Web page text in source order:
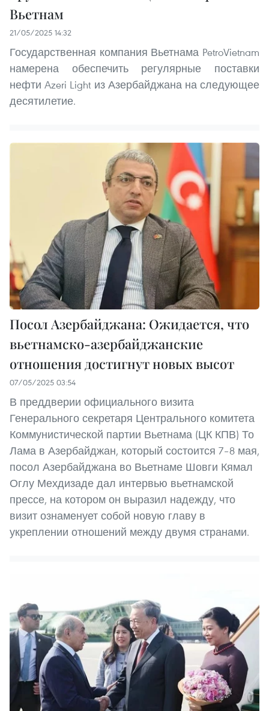
Вьетнам
21/05/2025 14:32
Государственная компания Вьетнама PetroVietnam
намерена обеспечить регулярные поставки
нефти Azeri Light из Азербайджана на следующее
десятилетие.
Посол Азербайджана: Ожидается, что
вьетнамско-азербайджанские
отношения достигнут новых высот
07/05/2025 03:54
В преддверии официального визита
Генерального секретаря Центрального комитета
Коммунистической партии Вьетнама (ЦК КПВ) То
Лама в Азербайджан, который состоится 7–8 мая,
посол Азербайджана во Вьетнаме Шовги Кямал
Оглу Мехдизаде дал интервью вьетнамской
прессе, на котором он выразил надежду, что
визит ознаменует собой новую главу в
укреплении отношений между двумя странами.